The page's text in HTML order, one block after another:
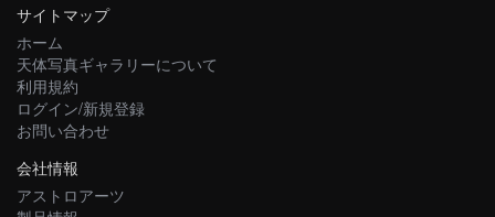
サイトマップ
ホーム
天体写真ギャラリーについて
利用規約
ログイン/新規登録
お問い合わせ
会社情報
アストロアーツ